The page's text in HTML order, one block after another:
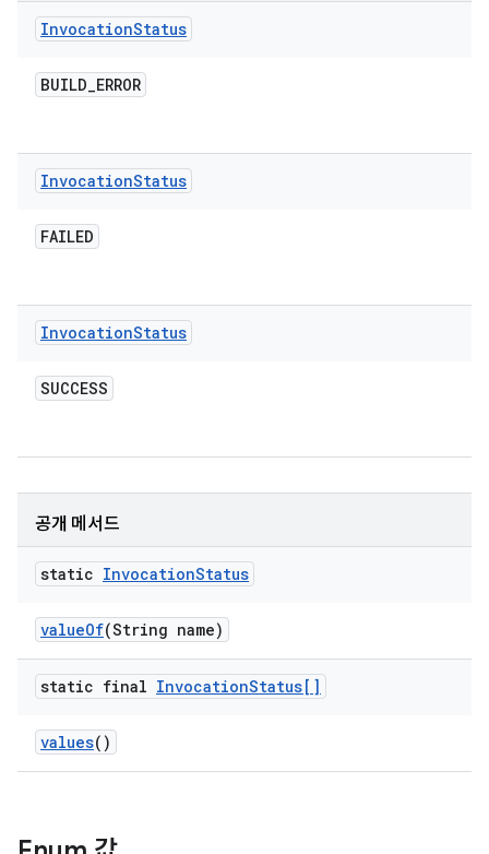
InvocationStatus
BUILD_ERROR
InvocationStatus
FAILED
InvocationStatus
SUCCESS
공개 메서드
static InvocationStatus
valueOf(String name)
static final InvocationStatus[]
values()